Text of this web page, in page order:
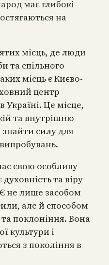
має глибокі
на
місць, де люди
та спільного
місць є Києво-
центр
Україні. Це місце,
та внутрішню
силу для
свою особливу
та віру
не лише засобом
але й способом
поклоніння. Вона
культури і
з покоління в